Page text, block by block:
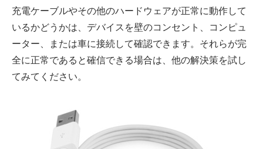
充電ケーブルやその他のハードウェアが正常に動作して
いるかどうかは、デバイスを壁のコンセント、コンピュ
ーター、または車に接続して確認できます。それらが完
全に正常であると確信できる場合は、他の解決策を試し
てみてください。